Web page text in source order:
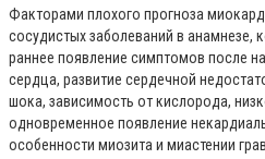
Факторами плохого прогноза
сосудистых заболеваний в анамнезе,
раннее появление симптомов после
сердца, развитие сердечной
шока, зависимость от кислорода,
одновременное появление
особенности миозита и миастении